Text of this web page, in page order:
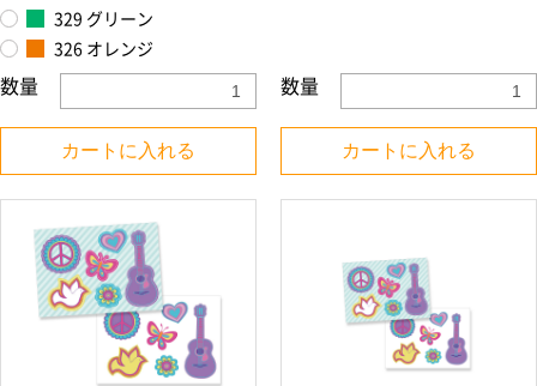
329 グリーン
326 オレンジ
数量
カートに入れる
数量
カートに入れる